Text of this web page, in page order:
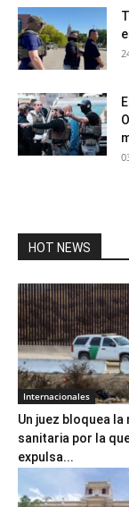
HOT NEWS
Internacionales
Un juez bloquea la
sanitaria por la que
expulsa...